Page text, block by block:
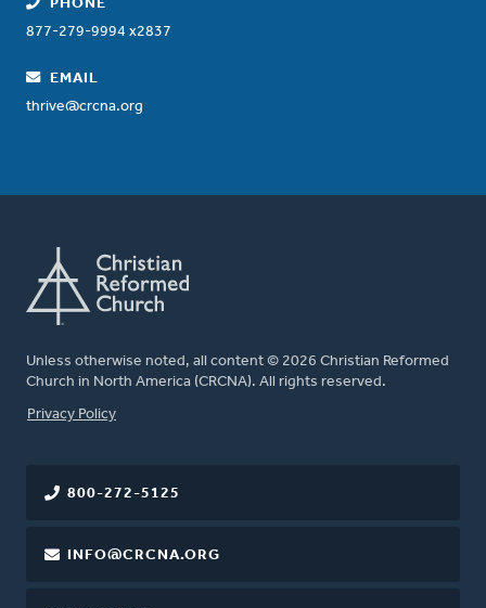
PHONE
877-279-9994 x2837
EMAIL
thrive@crcna.org
Unless otherwise noted, all content © 2026 Christian Reformed
Church in North America (CRCNA). All rights reserved.
FOOTER
Privacy Policy
800-272-5125
INFO@CRCNA.ORG